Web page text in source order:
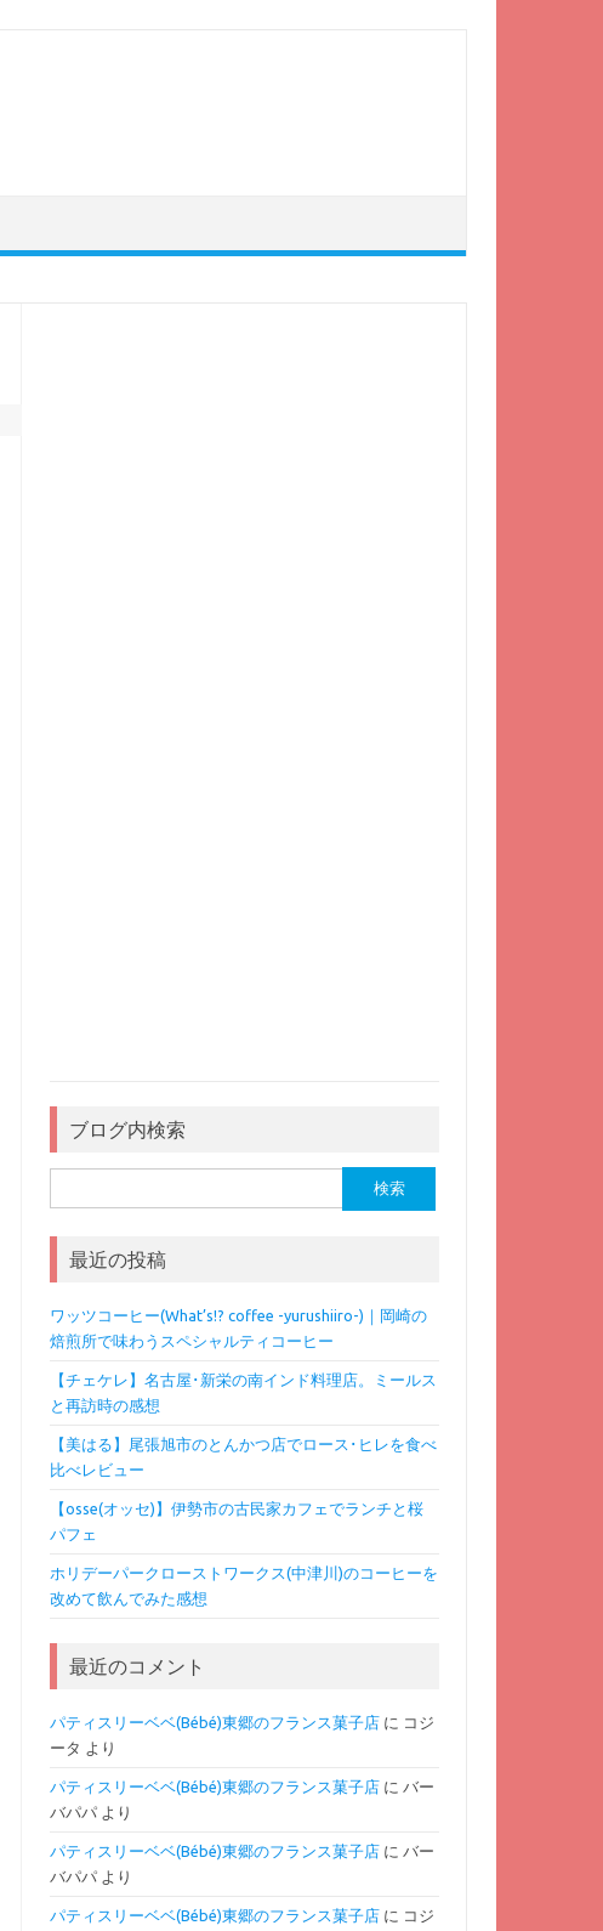
ブログ内検索
索:
最近の投稿
ワッツコーヒー(What’s!? coffee -yurushiiro-)｜岡崎の
焙煎所で味わうスペシャルティコーヒー
【チェケレ】名古屋･新栄の南インド料理店。ミールス
と再訪時の感想
【美はる】尾張旭市のとんかつ店でロース･ヒレを食べ
比べレビュー
【osse(オッセ)】伊勢市の古民家カフェでランチと桜
パフェ
ホリデーパークローストワークス(中津川)のコーヒーを
改めて飲んでみた感想
最近のコメント
パティスリーベベ(Bébé)東郷のフランス菓子店に コジ
ータ より
パティスリーベベ(Bébé)東郷のフランス菓子店に バー
バパパより
パティスリーベベ(Bébé)東郷のフランス菓子店に バー
バパパより
パティスリーベベ(Bébé)東郷のフランス菓子店に コジ